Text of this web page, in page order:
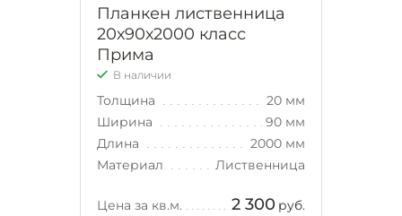
Планкен лиственница
20х90х2000 класс
Прима
В наличии
Толщина
20 мм
Ширина
90 мм
Длина
2000 мм
Материал
Лиственница
Цена за кв.м. 2 300 руб.